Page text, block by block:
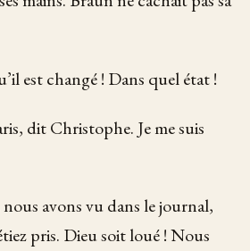
est changé ! Dans quel état !
dit Christophe. Je me suis
nous avons vu dans le journal,
pris. Dieu soit loué ! Nous